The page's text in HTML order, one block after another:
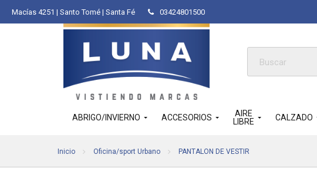
Macías 4251 | Santo Tomé | Santa Fé 03424801500
Búsqueda
ABRIGO/INVIERNO ACCESORIOS
AIRE
LIBRE
CALZADO
Inicio Oficina/sport Urbano PANTALON DE VESTIR